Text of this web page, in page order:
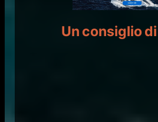
Un consiglio